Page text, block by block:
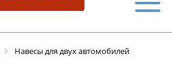
Навесы для двух автомобилей